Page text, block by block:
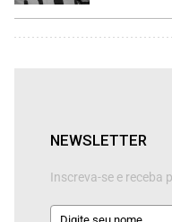
NEWSLETTER
Inscreva-se e receba